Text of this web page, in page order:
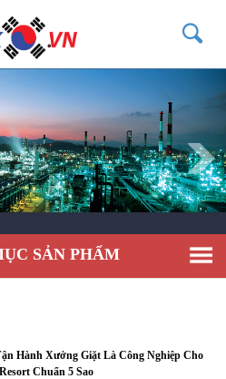
SẢN PHẨM
Hành Xưởng Giặt Là Công Nghiệp Cho
Chuẩn 5 Sao